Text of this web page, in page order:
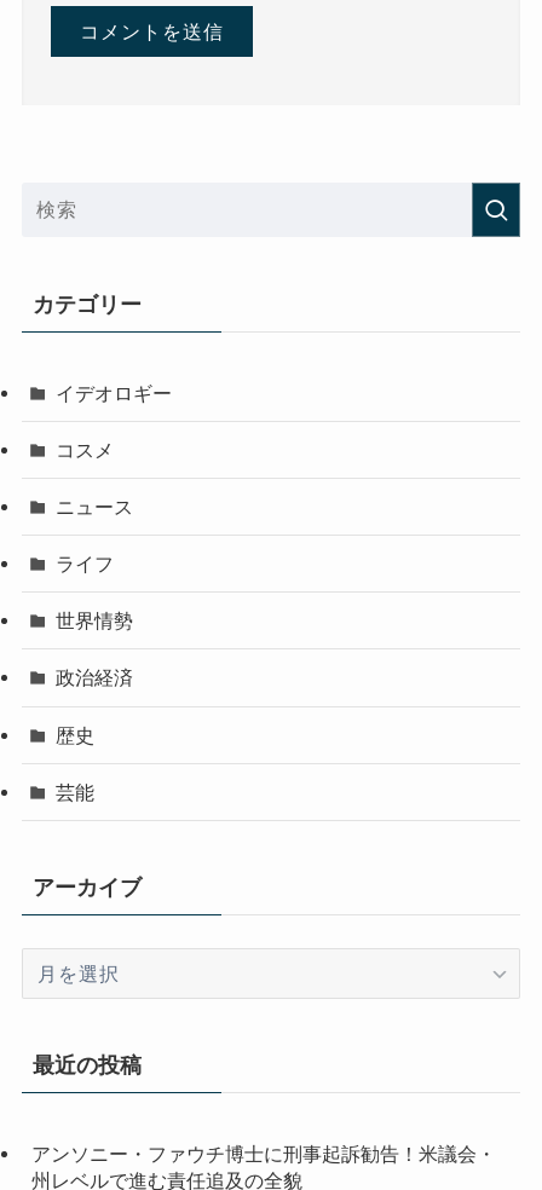
カテゴリー
イデオロギー
コスメ
ニュース
ライフ
世界情勢
政治経済
歴史
芸能
アーカイブ
イ
最近の投稿
アンソニー・ファウチ博士に刑事起訴勧告！米議会・
州レベルで進む責任追及の全貌